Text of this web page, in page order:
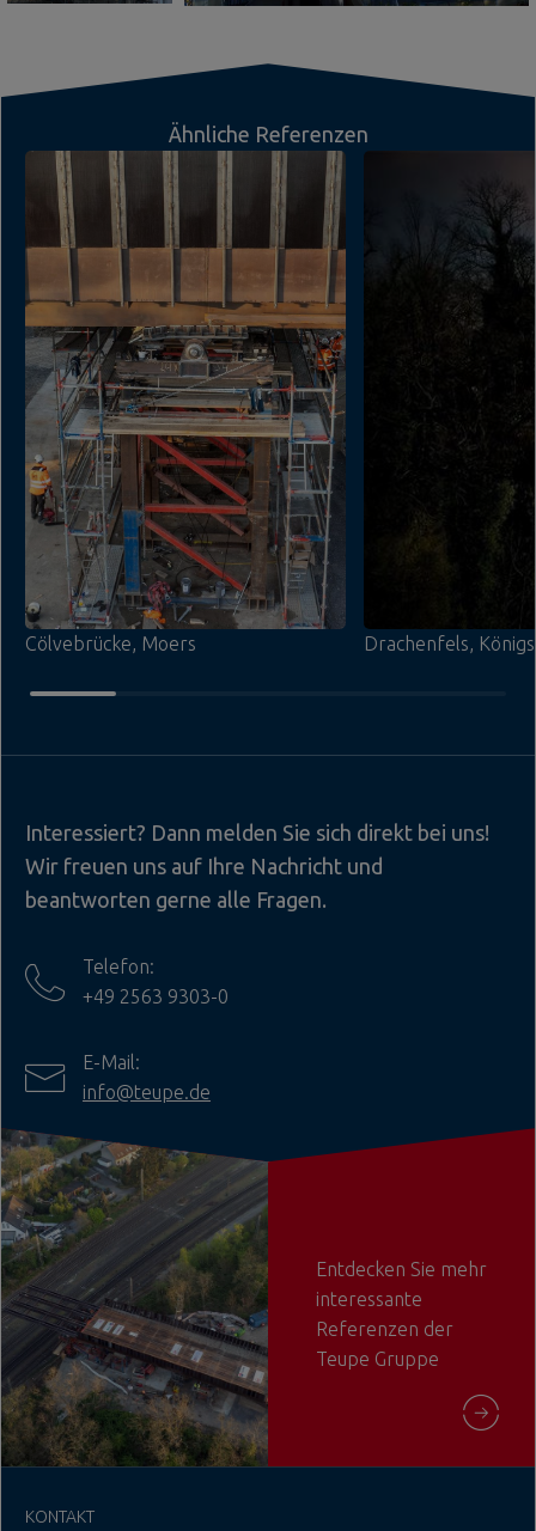
Ähnliche Referenzen
Cölvebrücke, Moers Drachenfels,
Interessiert? Dann melden Sie sich direkt bei uns!
Wir freuen uns auf Ihre Nachricht und
beantworten gerne alle Fragen.
Telefon:
+49 2563 9303-0
E-Mail:
info@teupe.de
Entdecken Sie mehr
interessante
Referenzen der
Teupe Gruppe
KONTAKT